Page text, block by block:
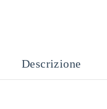
Descrizione